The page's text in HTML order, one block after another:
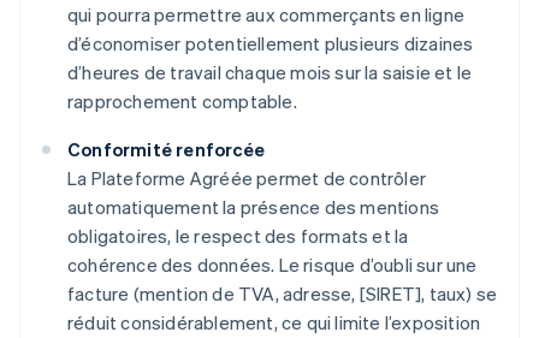
qui pourra permettre aux commerçants en ligne
d’économiser potentiellement plusieurs dizaines
d’heures de travail chaque mois sur la saisie et le
rapprochement comptable.
Conformité renforcée
La Plateforme Agréée permet de contrôler
automatiquement la présence des mentions
obligatoires, le respect des formats et la
cohérence des données. Le risque d’oubli sur une
facture (mention de TVA, adresse, [SIRET], taux) se
réduit considérablement, ce qui limite l’exposition